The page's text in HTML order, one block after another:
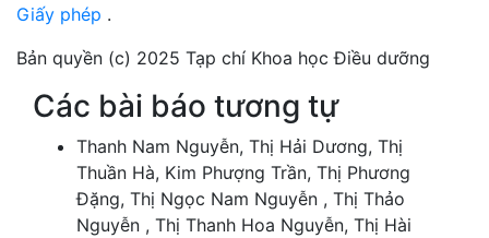
Giấy phép .
Bản quyền (c) 2025 Tạp chí Khoa học Điều dưỡng
Các bài báo tương tự
Thanh Nam Nguyễn, Thị Hải Dương, Thị
Thuần Hà, Kim Phượng Trần, Thị Phương
Đặng, Thị Ngọc Nam Nguyễn , Thị Thảo
Nguyễn , Thị Thanh Hoa Nguyễn, Thị Hài